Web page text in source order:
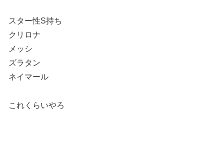
スター性S持ち
クリロナ
メッシ
ズラタン
ネイマール
これくらいやろ